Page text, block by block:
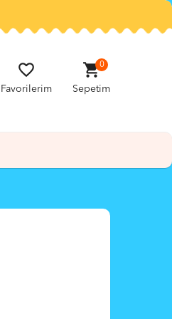
favorite_border
Favorilerim
shopping_cart
Sepetim
0